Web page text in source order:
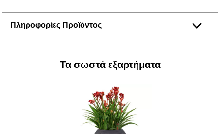
Πληροφορίες Προϊόντος
Τα σωστά εξαρτήματα